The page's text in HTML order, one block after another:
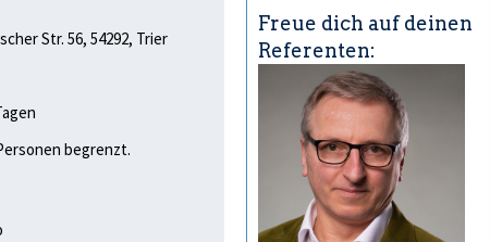
Str. 56, 54292, Trier
begrenzt.
Freue dich auf deinen
Referenten: